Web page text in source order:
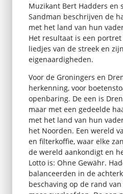
Muzikant Bert Hadders en
Sandman beschrijven de
met het land van hun
Het resultaat is een
liedjes van de streek en
eigenaardigheden.
Voor de Groningers en
herkenning, voor
openbaring. De een is
maar met een gedeelde
met het land van hun
het Noorden. Een wereld
en filterkoffie, waar elke
de wereld aankondigt en
Lotto is: Ohne Gewähr.
balanceerden in de
beschaving op de rand